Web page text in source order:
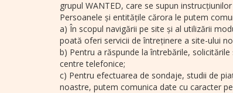
grupul WANTED, care se supun
Persoanele și entitățile cărora le putem
a) În scopul navigării pe site și al utilizării
poată oferi servicii de întreținere a site-ului
b) Pentru a răspunde la întrebările,
centre telefonice;
c) Pentru efectuarea de sondaje, studii de
noastre, putem comunica date cu caracter